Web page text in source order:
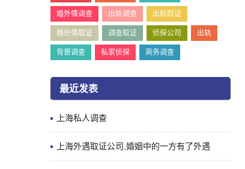
婚外情调查 出轨调查 出轨取证
婚外情取证 调查取证 侦探公司 出轨
背景调查 私家侦探 商务调查
最近发表
上海私人调查
上海外遇取证公司,婚姻中的一方有了外遇